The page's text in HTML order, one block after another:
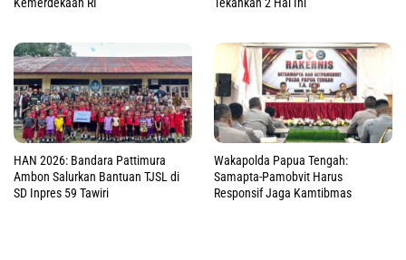
Kemerdekaan RI
Tekankan 2 Hal Ini
HAN 2026: Bandara Pattimura
Ambon Salurkan Bantuan TJSL di
SD Inpres 59 Tawiri
Wakapolda Papua Tengah:
Samapta-Pamobvit Harus
Responsif Jaga Kamtibmas